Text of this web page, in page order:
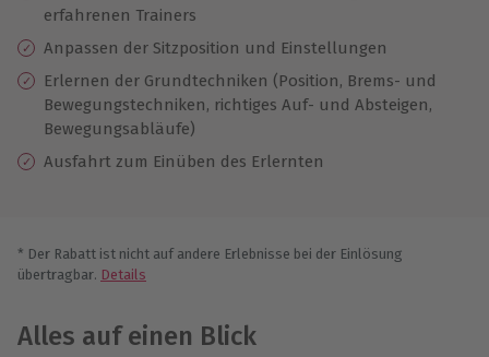
erfahrenen Trainers
Anpassen der Sitzposition und Einstellungen
Erlernen der Grundtechniken (Position, Brems- und
Bewegungstechniken, richtiges Auf- und Absteigen,
Bewegungsabläufe)
Ausfahrt zum Einüben des Erlernten
* Der Rabatt ist nicht auf andere Erlebnisse bei der Einlösung
übertragbar. Details
Alles auf einen Blick